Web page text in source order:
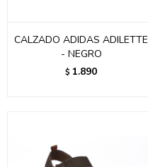
CALZADO ADIDAS ADILETTE
- NEGRO
$ 1.890